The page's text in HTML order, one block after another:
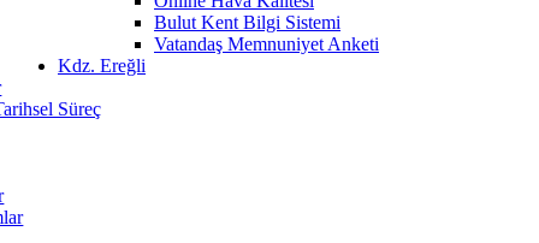
Bulut Kent Bilgi Sistemi
Vatandaş Memnuniyet Anketi
Kdz. Ereğli
Süreç